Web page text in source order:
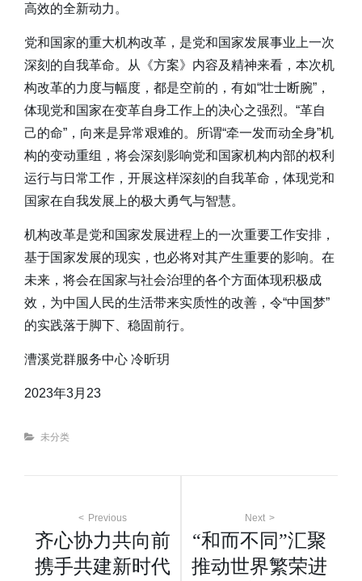
高效的全新动力。
党和国家的重大机构改革，是党和国家发展事业上一次
深刻的自我革命。从《方案》内容及精神来看，本次机
构改革的力度与幅度，都是空前的，有如“壮士断腕”，
体现党和国家在变革自身工作上的决心之强烈。“革自
己的命”，向来是异常艰难的。所谓“牵一发而动全身”机
构的变动重组，将会深刻影响党和国家机构内部的权利
运行与日常工作，开展这样深刻的自我革命，体现党和
国家在自我发展上的极大勇气与智慧。
机构改革是党和国家发展进程上的一次重要工作安排，
基于国家发展的现实，也必将对其产生重要的影响。在
未来，将会在国家与社会治理的各个方面体现积极成
效，为中国人民的生活带来实质性的改善，令“中国梦”
的实践落于脚下、稳固前行。
漕溪党群服务中心 冷昕玥
2023年3月23
Categories
未分类
章
Previous
齐心协力共向前
携手共建新时代
Next
“和而不同”汇聚
推动世界繁荣进